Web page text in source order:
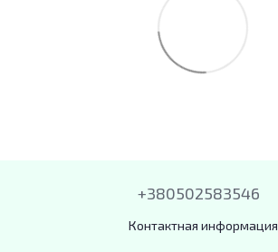
+380502583546
Контактная информация